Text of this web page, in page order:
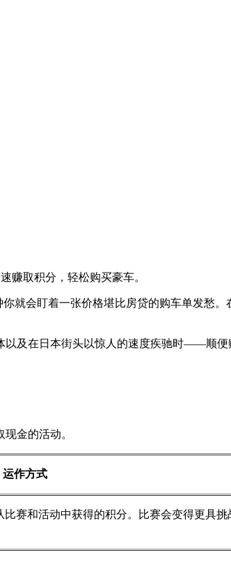
赚取积分，轻松购买豪车。
就会盯着一张价格堪比房贷的购车单发愁
及在日本街头以惊人的速度疾驰时——顺便
金的活动。
运作方式
比赛和活动中获得的积分。比赛会变得更具